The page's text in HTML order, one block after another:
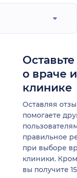
о враче
клинике
Оставляя
помогаете
правильное
при выборе
клиники.
вы получите